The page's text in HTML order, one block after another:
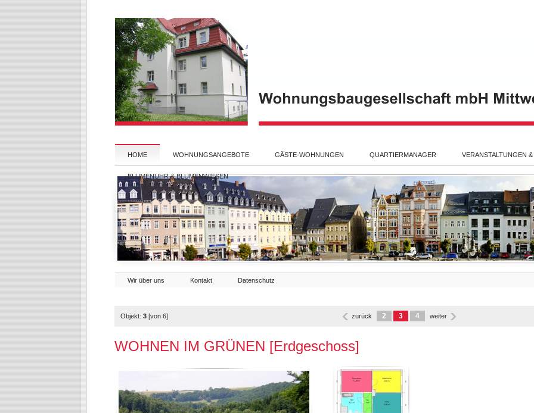
HOME WOHNUNGSANGEBOTE GÄSTE-WOHNUNGEN QUARTIERMANAGER VERANSTALTUNGEN
BLUMENUHR & BLUMENWIESEN
Wir über uns Kontakt Datenschutz
Objekt: 3[von 6] zurück 2 3 4 weiter
WOHNEN IM GRÜNEN [Erdgeschoss]